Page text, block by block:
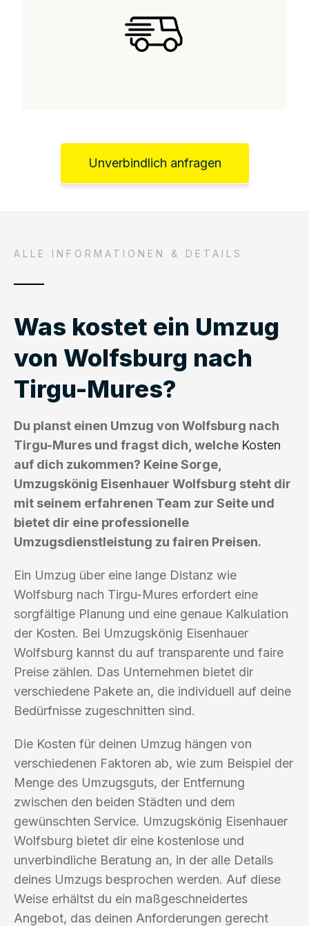
Unverbindlich anfragen
ALLE INFORMATIONEN & DETAILS
Was kostet ein Umzug
von Wolfsburg nach
Tirgu-Mures?
Du planst einen Umzug von Wolfsburg nach
Tirgu-Mures und fragst dich, welche Kosten
auf dich zukommen? Keine Sorge,
Umzugskönig Eisenhauer Wolfsburg steht dir
mit seinem erfahrenen Team zur Seite und
bietet dir eine professionelle
Umzugsdienstleistung zu fairen Preisen.
Ein Umzug über eine lange Distanz wie
Wolfsburg nach Tirgu-Mures erfordert eine
sorgfältige Planung und eine genaue Kalkulation
der Kosten. Bei Umzugskönig Eisenhauer
Wolfsburg kannst du auf transparente und faire
Preise zählen. Das Unternehmen bietet dir
verschiedene Pakete an, die individuell auf deine
Bedürfnisse zugeschnitten sind.
Die Kosten für deinen Umzug hängen von
verschiedenen Faktoren ab, wie zum Beispiel der
Menge des Umzugsguts, der Entfernung
zwischen den beiden Städten und dem
gewünschten Service. Umzugskönig Eisenhauer
Wolfsburg bietet dir eine kostenlose und
unverbindliche Beratung an, in der alle Details
deines Umzugs besprochen werden. Auf diese
Weise erhältst du ein maßgeschneidertes
Angebot, das deinen Anforderungen gerecht